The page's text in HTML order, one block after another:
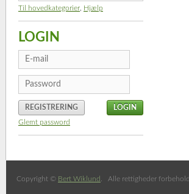
Til hovedkategorier Hjælp
LOGIN
REGISTRERING
Glemt password
Copyright © Bert Wiklund . Alle rettigheder